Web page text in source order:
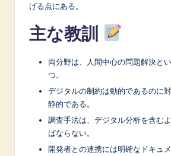
げる点にある。
主な教訓
両分野は、人間中心の問題解決と
つ。
デジタルの制約は動的であるのに
静的である。
調査手法は、デジタル分析を含む
ばならない。
開発者との連携には明確なドキュ